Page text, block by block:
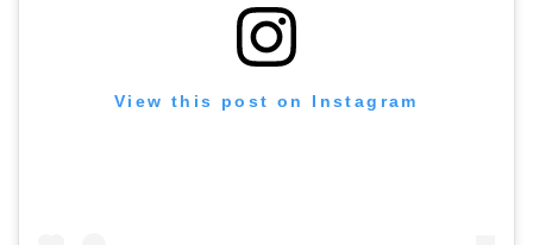
View this post on Instagram